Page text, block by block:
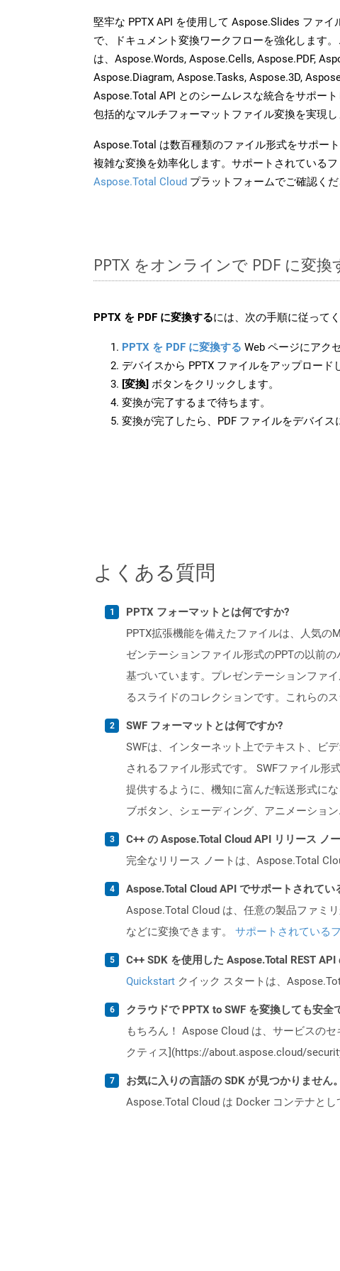
堅牢な PPTX API を使用して Aspose.Slides ファイ
で、ドキュメント変換ワークフローを強化します
は、Aspose.Words, Aspose.Cells, Aspose.PDF,
Aspose.Diagram, Aspose.Tasks, Aspose.3D,
Aspose.Total API とのシームレスな統合をサポー
包括的なマルチフォーマットファイル変換を実現し
Aspose.Total は数百種類のファイル形式をサポー
複雑な変換を効率化します。サポートされているフ
Aspose.Total Cloud プラットフォームでご確認くだ
PPTX をオンラインで PDF に変
PPTX を PDF に変換するには、次の手順に従って
PPTX を PDF に変換する Web ページにアク
デバイスから PPTX ファイルをアップロード
[変換] ボタンをクリックします。
変換が完了するまで待ちます。
変換が完了したら、PDF ファイルをデバイス
よくある質問
PPTX フォーマットとは何ですか?
PPTX拡張機能を備えたファイルは、人気
ゼンテーションファイル形式のPPTの以前
基づいています。プレゼンテーションファ
るスライドのコレクションです。これらの
SWF フォーマットとは何ですか?
SWFは、インターネット上でテキスト、ビ
されるファイル形式です。 SWFファイル
提供するように、機知に富んだ転送形式に
ブボタン、シェーディング、アニメーショ
C++ の Aspose.Total Cloud API リリース ノ
完全なリリース ノートは、Aspose.Total
Aspose.Total Cloud API でサポートされて
Aspose.Total Cloud は、任意の製品ファミ
などに変換できます。 サポートされている
C++ SDK を使用した Aspose.Total REST
Quickstart クイック スタートは、
クラウドで PPTX to SWF を変換しても安全
もちろん！ Aspose Cloud は、サービスの
クティス](https://about.aspose.cloud/
お気に入りの言語の SDK が見つかりません
Aspose.Total Cloud は Docker コンテナとし